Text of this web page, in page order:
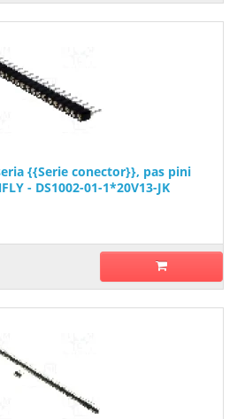
{{Serie conector}}, pas pini
- DS1002-01-1*20V13-JK